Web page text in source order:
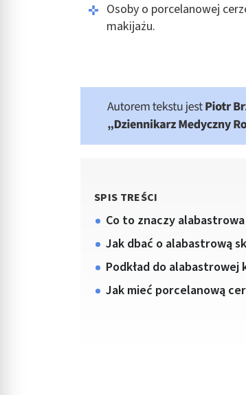
Osoby o porcelanowej
makijażu.
SPIS TREŚCI
Co to znaczy
Jak dbać o alabastrową
Podkład do alabastrowej
Jak mieć porcelanową